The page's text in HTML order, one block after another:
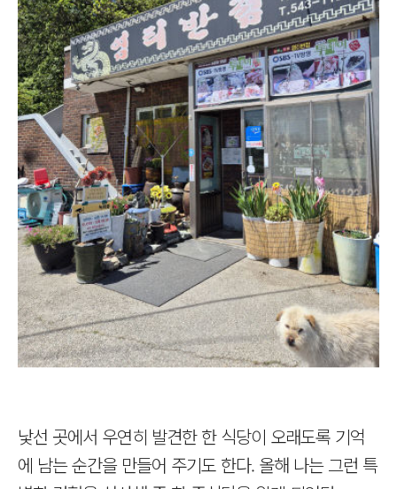
낯선 곳에서 우연히 발견한 한 식당이 오래도록 기억
에 남는 순간을 만들어 주기도 한다. 올해 나는 그런 특